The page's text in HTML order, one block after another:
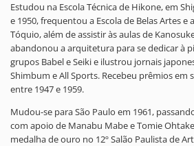
Estudou na Escola Técnica de Hikone, em
e 1950, frequentou a Escola de Belas Artes e
Tóquio, além de assistir às aulas de
abandonou a arquitetura para se dedicar à
grupos Babel e Seiki e ilustrou jornais
Shimbum e All Sports. Recebeu prêmios em
entre 1947 e 1959.
Mudou-se para São Paulo em 1961,
com apoio de Manabu Mabe e Tomie
medalha de ouro no 12º Salão Paulista de